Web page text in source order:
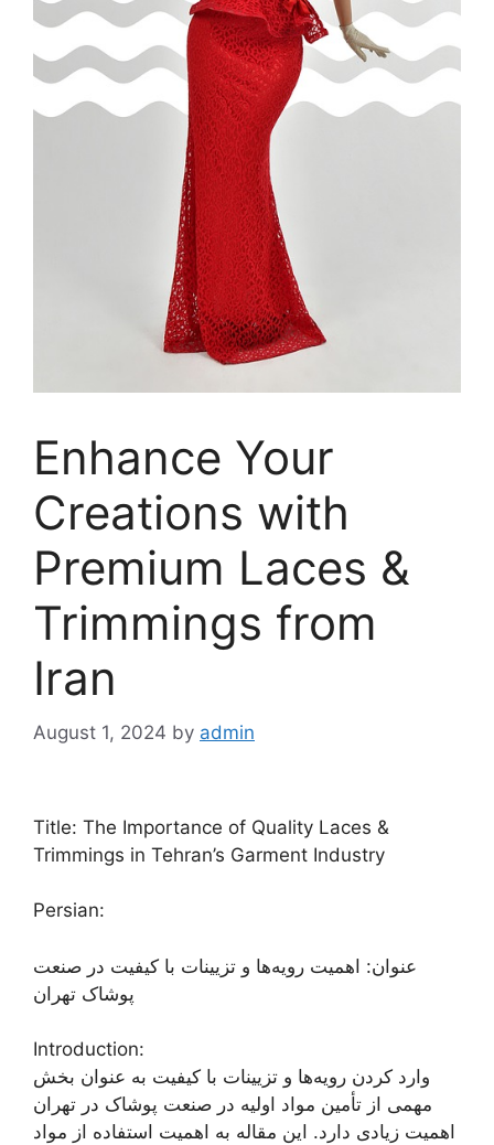
Enhance Your
Creations with
Premium Laces &
Trimmings from
Iran
August 1, 2024 by admin
Title: The Importance of Quality Laces &
Trimmings in Tehran’s Garment Industry
Persian:
عنوان: اهمیت رویه‌ها و تزیینات با کیفیت در صنعت
پوشاک تهران
Introduction:
وارد کردن رویه‌ها و تزیینات با کیفیت به عنوان بخش
مهمی از تأمین مواد اولیه در صنعت پوشاک در تهران
اهمیت زیادی دارد. این مقاله به اهمیت استفاده از مواد